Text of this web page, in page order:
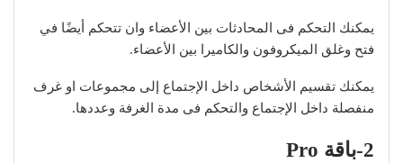
يمكنك التحكم فى المحادثات بين الأعضاء وان تتحكم أيضًا في
فتح وغلق الميكروفون والكاميرا بين الأعضاء.
يمكنك تقسيم الأشخاص داخل الإجتماع إلى مجموعات او غرف
منفصلة داخل الإجتماع والتحكم فى مدة الغرفة وعددها.
2-باقة Pro